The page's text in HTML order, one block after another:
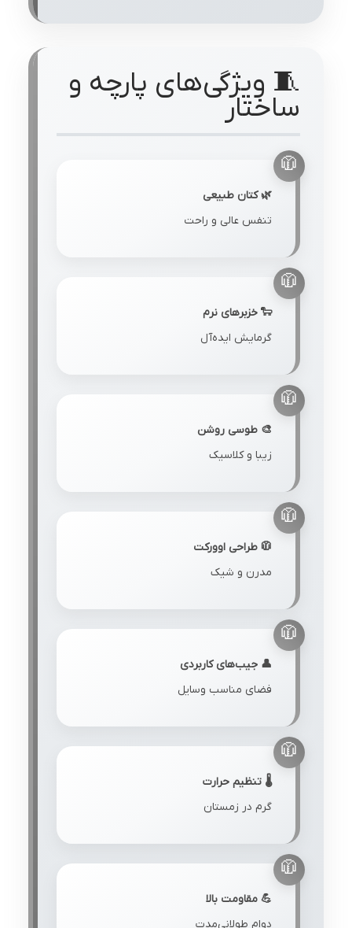
🧵 ویژگی‌های پارچه و
ساختار
🌿 کتان طبیعی
تنفس عالی و راحت
🐑 خزبرهای نرم
گرمایش ایده‌آل
🎨 طوسی روشن
زیبا و کلاسیک
🧥 طراحی اوورکت
مدرن و شیک
👤 جیب‌های کاربردی
فضای مناسب وسایل
🌡️ تنظیم حرارت
گرم در زمستان
💪 مقاومت بالا
دوام طولانی‌مدت